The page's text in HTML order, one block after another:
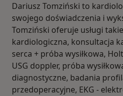
Dariusz Tomziński to
swojego doświadczenia i
Tomziński oferuje usługi
kardiologiczna, konsultacja
serca + próba wysiłkowa,
USG doppler, próba
diagnostyczne, badania
przedoperacyjne, EKG -